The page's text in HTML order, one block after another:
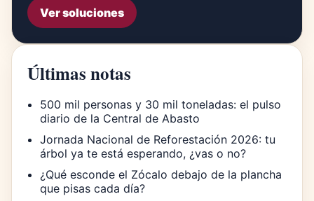
Ver soluciones
Últimas notas
500 mil personas y 30 mil toneladas: el pulso
diario de la Central de Abasto
Jornada Nacional de Reforestación 2026: tu
árbol ya te está esperando, ¿vas o no?
¿Qué esconde el Zócalo debajo de la plancha
que pisas cada día?